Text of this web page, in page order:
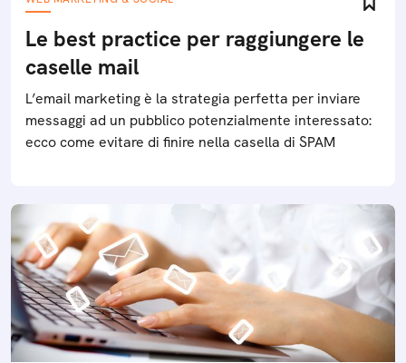
Le best practice per raggiungere le
caselle mail
L’email marketing è la strategia perfetta per inviare
messaggi ad un pubblico potenzialmente interessato:
ecco come evitare di finire nella casella di SPAM